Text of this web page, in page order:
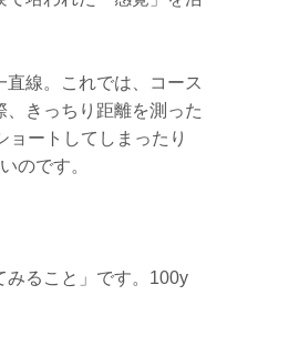
線。これでは、コース
きっちり距離を測った
ートしてしまったり
のです。
みること」です。100y